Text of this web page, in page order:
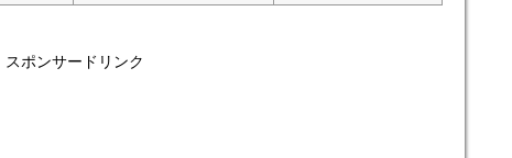
スポンサードリンク